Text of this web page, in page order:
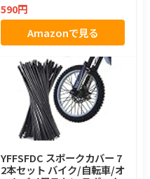
590円
Amazonで見る
YFFSFDC スポークカバー 7
2本セット バイク/自転車/オ